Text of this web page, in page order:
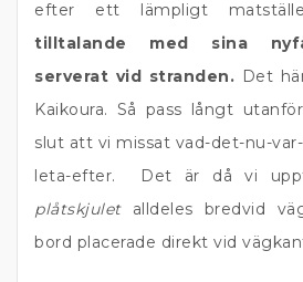
efter ett lämpligt
tilltalande med sina
serverat vid stranden. Det
Kaikoura. Så pass långt
slut att vi missat vad-det-nu-
leta-efter. Det är då vi
plåtskjuletalldeles bredvid
bord placerade direkt vid